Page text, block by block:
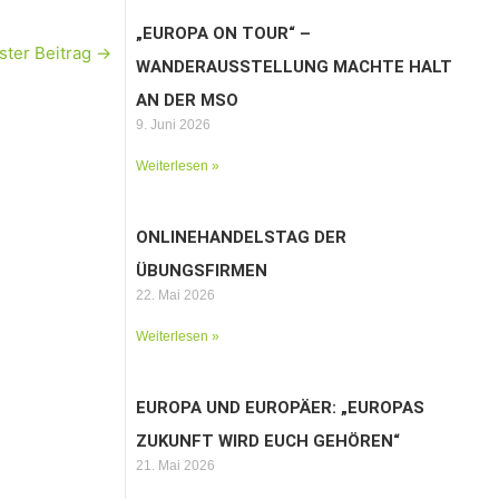
Beitrag →
„EUROPA ON TOUR“ –
WANDERAUSSTELLUNG MACHTE HALT
AN DER MSO
9. Juni 2026
Weiterlesen »
ONLINEHANDELSTAG DER
ÜBUNGSFIRMEN
22. Mai 2026
Weiterlesen »
EUROPA UND EUROPÄER: „EUROPAS
ZUKUNFT WIRD EUCH GEHÖREN“
21. Mai 2026